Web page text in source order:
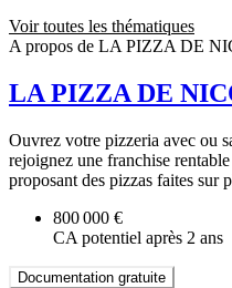
Voir toutes les thématiques
A propos de LA PIZZA DE
LA PIZZA DE
Ouvrez votre pizzeria avec ou
rejoignez une franchise
proposant des pizzas faites sur
800 000 €
CA potentiel après 2 ans
Documentation gratuite